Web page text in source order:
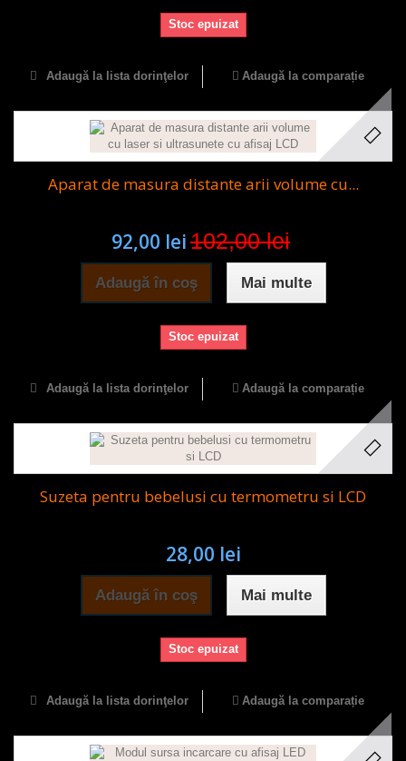
Stoc epuizat
Adaugă la lista dorinţelor Adaugă la comparație
Aparat de masura distante arii volume cu...
92,00 lei102,00 lei
Adaugă în coş Mai multe
Stoc epuizat
Adaugă la lista dorinţelor Adaugă la comparație
Suzeta pentru bebelusi cu termometru si LCD
28,00 lei
Adaugă în coş Mai multe
Stoc epuizat
Adaugă la lista dorinţelor Adaugă la comparație